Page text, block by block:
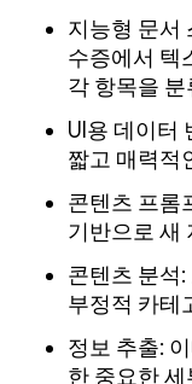
지능형 문서
수증에서 텍
각 항목을
UI용 데이터
짧고 매력적
콘텐츠 프롬
기반으로 새
콘텐츠 분석
부정적 카테
정보 추출:
한 중요한